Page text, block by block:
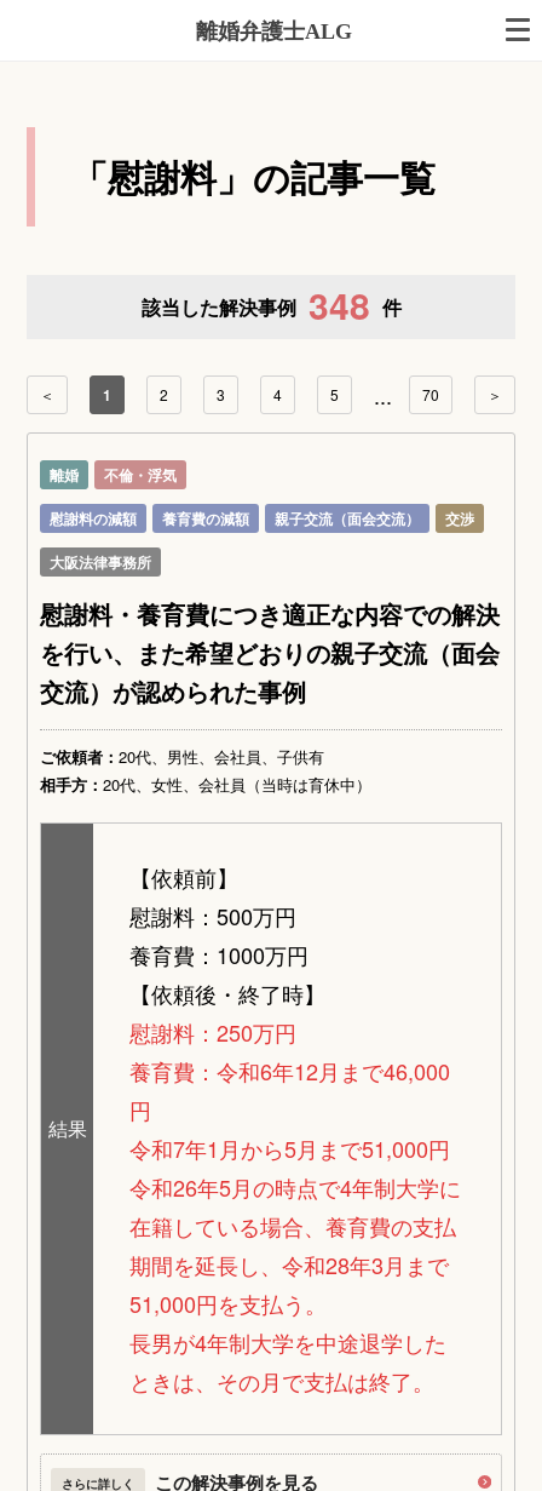
離婚弁護士ALG
「慰謝料」の記事一覧
該当した解決事例 348 件
＜ 1 2 3 4 5 ... 70 ＞
離婚
不倫・浮気
慰謝料の減額
養育費の減額 親子交流（面会交流）
交渉
大阪法律事務所
慰謝料・養育費につき適正な内容での解決
を行い、また希望どおりの親子交流（面会
交流）が認められた事例
ご依頼者：20代、男性、会社員、子供有
相手方：20代、女性、会社員（当時は育休中）
結果
【依頼前】
慰謝料：500万円
養育費：1000万円
【依頼後・終了時】
慰謝料：250万円
養育費：令和6年12月まで46,000
円
令和7年1月から5月まで51,000円
令和26年5月の時点で4年制大学に
在籍している場合、養育費の支払
期間を延長し、令和28年3月まで
51,000円を支払う。
長男が4年制大学を中途退学した
ときは、その月で支払は終了。
さらに詳しく この解決事例を見る